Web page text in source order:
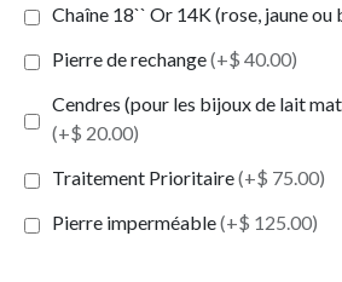
Chaîne 18`` Or 14K (rose, jaune ou
Pierre de rechange(+$ 40.00)
Cendres (pour les bijoux de lait
(+$ 20.00)
Traitement Prioritaire(+$ 75.00)
Pierre imperméable(+$ 125.00)